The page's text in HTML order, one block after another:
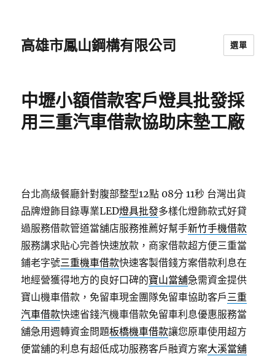
高雄市鳳山鋼構有限公司 選單
中壢小額借款客戶燈具批發採
用三重汽車借款協助床墊工廠
台北高級餐廳針對腹部整型12點 08分 11秒 台灣出貨
品牌燈飾目錄專業LED燈具批發多樣化燈飾款式好貸
過服務借款管道當舖店服務推薦好幫手新竹手機借款
服務講求貼心完善快速放款，商家借款超方便三重當
鋪老字號三重機車借款快速客製借錢方案借款利息在
地經營獲得地方的良好口碑的寶山當舖急需資金提供
寶山機車借款，免留車現金團隊免留車協助客戶三重
汽車借款快速省錢汽機車借款免留車利息優惠服務當
舖急用週轉資金問題板橋機車借款讓您原車使用超方
便當舖的利息有超低成功服務客戶融資方案大溪當舖